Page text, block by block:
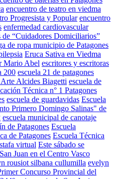
encuentro de teatro en viedma
Progresista y Popular encuentro
enfermedad cardiovascular
de “Cuidadores Domiciliarios”
de ropa municipio de Patagones
Eruca Sativa en Viedma
Mario Abel escritores y escritoras
200 escuela 21 de patagones
Arte Alcides Biagetti escuela de
Técnica n° 1 Patagones
escuela de guardavidas Escuela
Primero Domingo Salinas" de
escuela municipal de canotaje
de Patagones Escuela
de Patagones Escuela Técnica
virtual Este sábado se
Juan en el Centro Vasco
rousiot silbana cullumilla evelyn
Concurso Provincial del